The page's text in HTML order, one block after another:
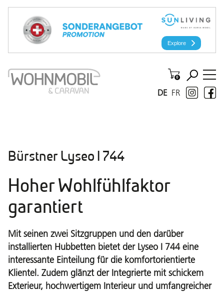
FR
DE
Bürstner Lyseo I 744
Hoher Wohlfühlfaktor
garantiert
Mit seinen zwei Sitzgruppen und den darüber
installierten Hubbetten bietet der Lyseo I 744 eine
interessante Einteilung für die komfortorientierte
Klientel. Zudem glänzt der Integrierte mit schickem
Exterieur, hochwertigem Interieur und umfangreicher